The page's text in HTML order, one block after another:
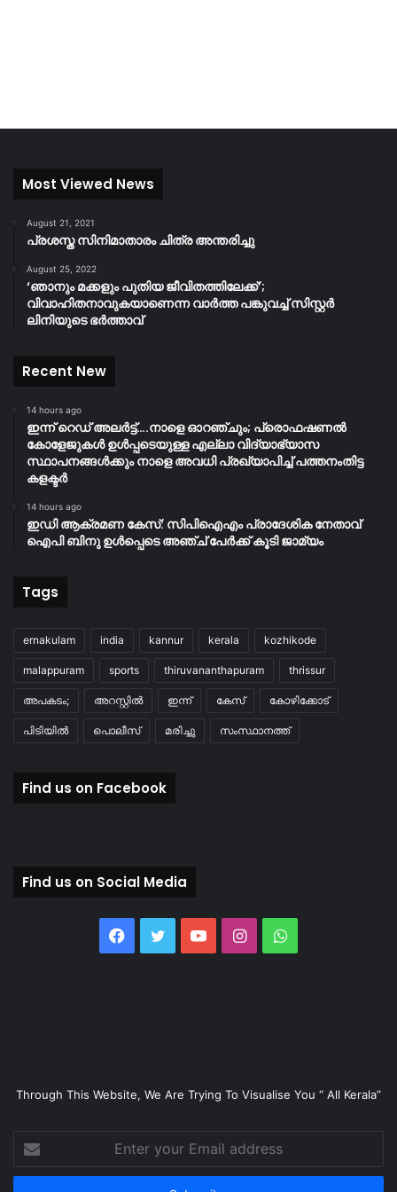
Most Viewed News
August 21, 2021
പ്രശസ്ത സിനിമാതാരം ചിത്ര അന്തരിച്ചു
August 25, 2022
‘ഞാനും മക്കളും പുതിയ ജീവിതത്തിലേക്ക്’;
വിവാഹിതനാവുകയാണെന്ന വാർത്ത പങ്കുവച്ച് സിസ്റ്റർ
ലിനിയുടെ ഭർത്താവ്
Recent New
14 hours ago
ഇന്ന് റെഡ് അലർട്ട്….നാളെ ഓറഞ്ചും; പ്രൊഫഷണൽ
കോളേജുകൾ ഉൾപ്പടെയുള്ള എല്ലാ വിദ്യാഭ്യാസ
സ്ഥാപനങ്ങൾക്കും നാളെ അവധി പ്രഖ്യാപിച്ച് പത്തനംതിട്ട
കളക്ടർ
14 hours ago
ഇഡി ആക്രമണ കേസ്: സിപിഐഎം പ്രാദേശിക നേതാവ്
ഐപി ബിനു ഉൾപ്പെടെ അഞ്ച് പേർക്ക് കൂടി ജാമ്യം
Tags
ernakulam india kannur kerala kozhikode
malappuram sports thiruvananthapuram thrissur
അപകടം; അറസ്റ്റിൽ ഇന്ന് കേസ് കോഴിക്കോട്
പിടിയിൽ പൊലീസ് മരിച്ചു സംസ്ഥാനത്ത്
Find us on Facebook
Find us on Social Media
Facebook
TwitterYouTubeInstagramWhatsApp
Through This Website, We Are Trying To Visualise You “ All Kerala”
your
Email